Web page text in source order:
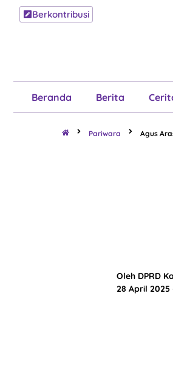
Berkontribusi
Beranda Berita
Pariwara Agus
Oleh DPRD
28 April 2025